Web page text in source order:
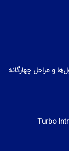
و مراحل چهارگانه